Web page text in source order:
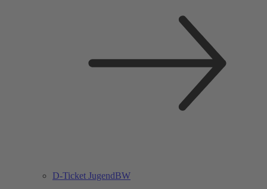
D-Ticket JugendBW